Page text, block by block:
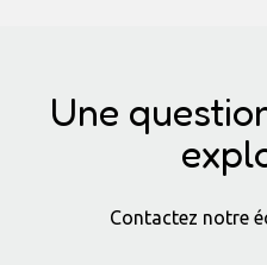
Une
Contactez notre